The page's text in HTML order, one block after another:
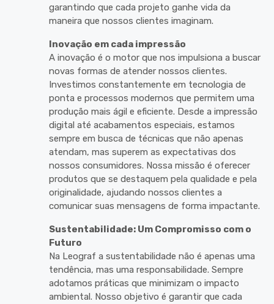
garantindo que cada projeto ganhe vida da
maneira que nossos clientes imaginam.
Inovação em cada impressão
A inovação é o motor que nos impulsiona a buscar
novas formas de atender nossos clientes.
Investimos constantemente em tecnologia de
ponta e processos modernos que permitem uma
produção mais ágil e eficiente. Desde a impressão
digital até acabamentos especiais, estamos
sempre em busca de técnicas que não apenas
atendam, mas superem as expectativas dos
nossos consumidores. Nossa missão é oferecer
produtos que se destaquem pela qualidade e pela
originalidade, ajudando nossos clientes a
comunicar suas mensagens de forma impactante.
Sustentabilidade: Um Compromisso com o
Futuro
Na Leograf a sustentabilidade não é apenas uma
tendência, mas uma responsabilidade. Sempre
adotamos práticas que minimizam o impacto
ambiental. Nosso objetivo é garantir que cada